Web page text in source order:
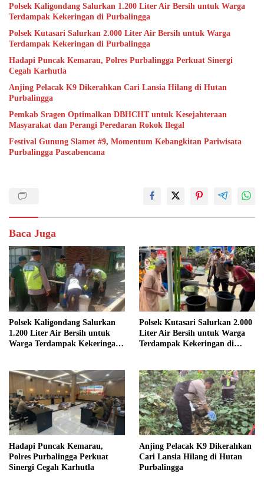
Polsek Kaligondang Salurkan 1.200 Liter Air Bersih untuk Warga
Terdampak Kekeringan di Purbalingga
Polsek Kutasari Salurkan 2.000 Liter Air Bersih untuk Warga
Terdampak Kekeringan di Purbalingga
Hadapi Puncak Kemarau, Polres Purbalingga Perkuat Sinergi
Cegah Karhutla
Anjing Pelacak K9 Dikerahkan Cari Lansia Hilang di Hutan
Purbalingga
Pemkab Sragen Optimalkan DBHCHT untuk Kesejahteraan
Masyarakat dan Perangi Peredaran Rokok Ilegal
Festival Gunung Slamet #9, Momentum Kebangkitan Pariwisata
Purbalingga Pascabencana
Baca Juga
Polsek Kaligondang Salurkan
1.200 Liter Air Bersih untuk
Warga Terdampak Kekeringan
Polsek Kutasari Salurkan 2.000
Liter Air Bersih untuk Warga
Terdampak Kekeringan di
Hadapi Puncak Kemarau,
Polres Purbalingga Perkuat
Sinergi Cegah Karhutla
Anjing Pelacak K9 Dikerahkan
Cari Lansia Hilang di Hutan
Purbalingga